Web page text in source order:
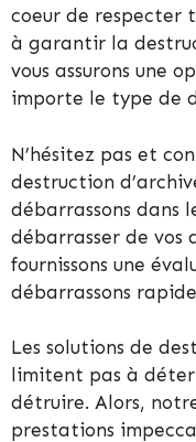
coeur de respecter
à garantir la
vous assurons une
importe le type de
N’hésitez pas et
destruction
débarrassons dans
débarrasser de vos
fournissons une
débarrassons
Les solutions de
limitent pas à
détruire. Alors,
prestations